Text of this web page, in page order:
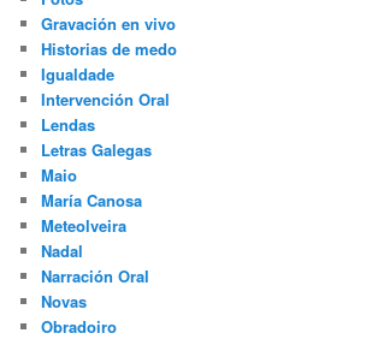
Gravación en vivo
Historias de medo
Igualdade
Intervención Oral
Lendas
Letras Galegas
Maio
María Canosa
Meteolveira
Nadal
Narración Oral
Novas
Obradoiro